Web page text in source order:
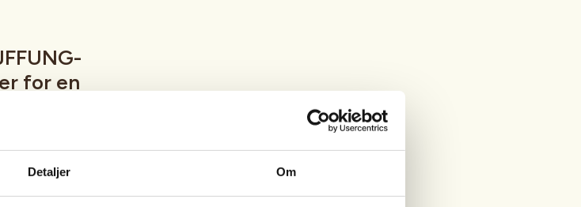
Detaljer Om
for en
mye